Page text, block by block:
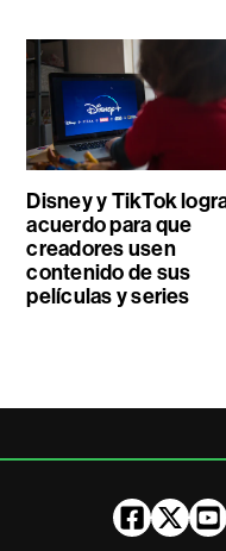
Disney y TikTok
acuerdo para que
creadores usen
contenido de sus
películas y series